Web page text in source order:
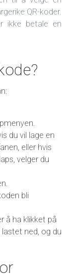
QR-koder.
ikke betale en
du vil lage en
eller hvis
velger du
bli
å ha klikket på
lastet ned, og du